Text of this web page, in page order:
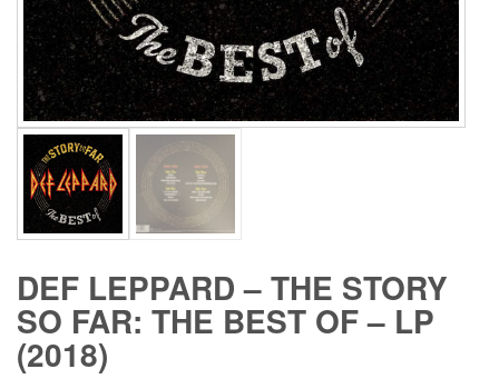
DEF LEPPARD ‎– THE STORY
SO FAR: THE BEST OF – LP
(2018)